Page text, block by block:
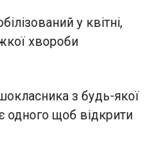
у квітні,
хвороби
з будь-якої
одного щоб відкрити